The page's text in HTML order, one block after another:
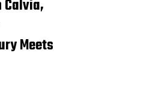
Calvia,
Meets